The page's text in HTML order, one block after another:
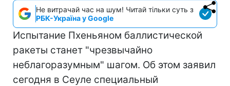
Не витрачай час на шум! Читай тільки суть з
РБК-Україна у Google
Испытание Пхеньяном баллистической
ракеты станет "чрезвычайно
неблагоразумным" шагом. Об этом заявил
сегодня в Сеуле специальный